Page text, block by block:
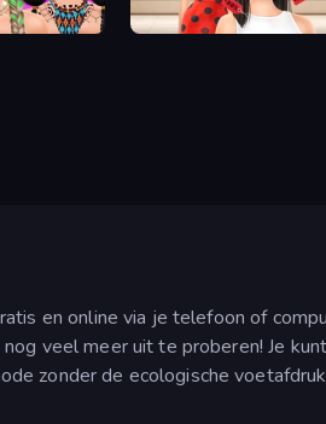
Shopaholic Black Friday
en online via je telefoon of
veel meer uit te proberen! Je
zonder de ecologische